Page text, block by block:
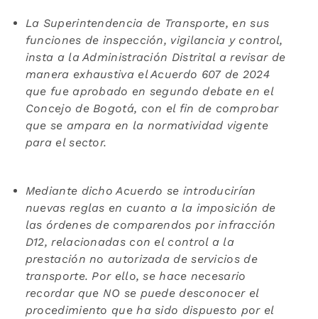
La Superintendencia de Transporte, en sus
funciones de inspección, vigilancia y control,
insta a la Administración Distrital a revisar de
manera exhaustiva el Acuerdo 607 de 2024
que fue aprobado en segundo debate en el
Concejo de Bogotá, con el fin de comprobar
que se ampara en la normatividad vigente
para el sector.
Mediante dicho Acuerdo se introducirían
nuevas reglas en cuanto a la imposición de
las órdenes de comparendos por infracción
D12, relacionadas con el control a la
prestación no autorizada de servicios de
transporte. Por ello, se hace necesario
recordar que NO se puede desconocer el
procedimiento que ha sido dispuesto por el